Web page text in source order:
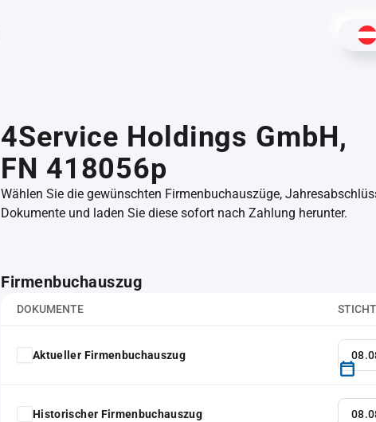
4Service Holdings GmbH,
FN 418056p
Wählen Sie die gewünschten Firmenbuchauszüge,
Dokumente und laden Sie diese sofort nach Zahlung herunter.
Firmenbuchauszug
DOKUMENTE
Aktueller Firmenbuchauszug
Historischer Firmenbuchauszug